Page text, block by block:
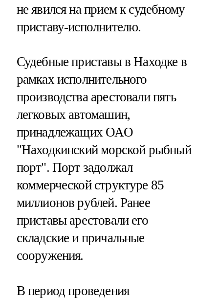
не явился на прием к судебному
приставу-исполнителю.
Судебные приставы в Находке в
рамках исполнительного
производства арестовали пять
легковых автомашин,
принадлежащих ОАО
"Находкинский морской рыбный
порт". Порт задолжал
коммерческой структуре 85
миллионов рублей. Ранее
приставы арестовали его
складские и причальные
сооружения.
В период проведения